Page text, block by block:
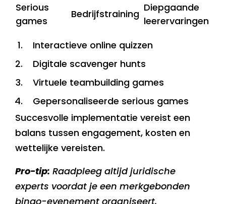
Serious
games
Bedrijfstraining
Diepgaande
leerervaringen
Interactieve online quizzen
Digitale scavenger hunts
Virtuele teambuilding games
Gepersonaliseerde serious games
Succesvolle implementatie vereist een
balans tussen engagement, kosten en
wettelijke vereisten.
Pro-tip: Raadpleeg altijd juridische
experts voordat je een merkgebonden
bingo-evenement organiseert.